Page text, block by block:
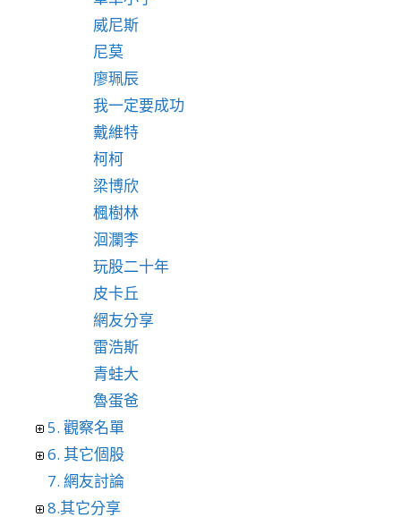
威尼斯
尼莫
廖珮辰
我一定要成功
戴維特
柯柯
梁博欣
楓樹林
洄瀾李
玩股二十年
皮卡丘
網友分享
雷浩斯
青蛙大
魯蛋爸
5. 觀察名單
6. 其它個股
7. 網友討論
8.其它分享